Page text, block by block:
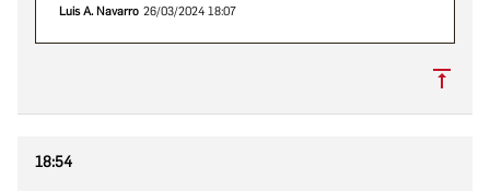
Luis A. Navarro 26/03/2024 18:07
18:54